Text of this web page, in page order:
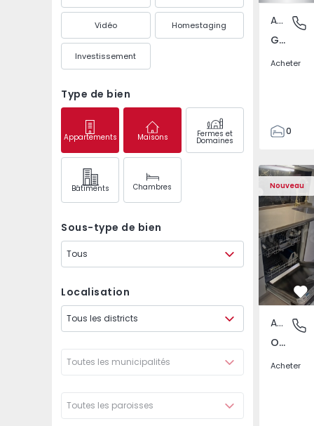
Vidéo Homestaging
Investissement
Type de bien
Appartements Maisons Fermes et
Domaines
Bâtiments Chambres
Sous-type de bien
Tous
Localisation
Tous les districts
Toutes les municipalités
Toutes les paroisses
Gandra,
Appartement
Gandra, Porto
Acheter
0
3
Nouveau
Appartement T2
Appartement
Odivelas, Lisboa
Acheter